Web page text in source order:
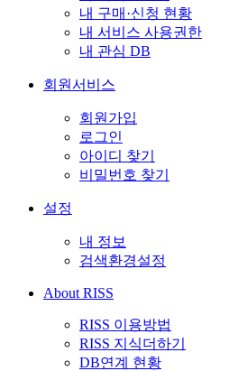
내 구매·신청 현황
내 서비스 사용권한
내 관심 DB
회원서비스
회원가입
로그인
아이디 찾기
비밀번호 찾기
설정
내 정보
검색환경설정
About RISS
RISS 이용방법
RISS 지식더하기
DB연계 현황